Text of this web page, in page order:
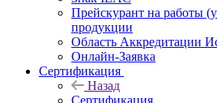
Прейскурант на работы
продукции
Область Аккредитации
Онлайн-Заявка
Сертификация
Назад
Сертификация